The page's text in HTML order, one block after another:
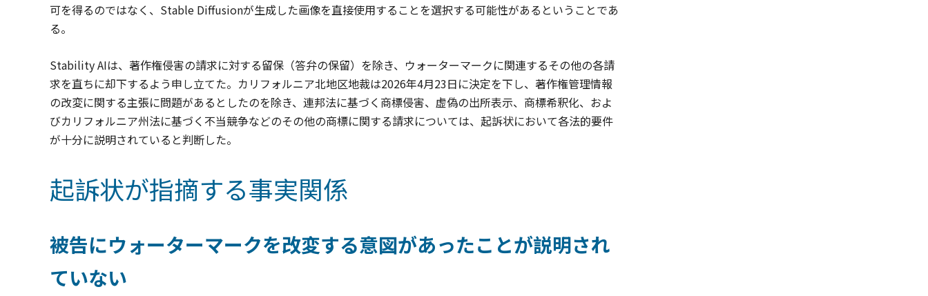
可を得るのではなく、Stable Diffusionが生成した画像を直接使用することを選択する可能性があるということであ
る。
Stability AIは、著作権侵害の請求に対する留保（答弁の保留）を除き、ウォーターマークに関連するその他の各請
求を直ちに却下するよう申し立てた。カリフォルニア北地区地裁は2026年4月23日に決定を下し、著作権管理情報
の改変に関する主張に問題があるとしたのを除き、連邦法に基づく商標侵害、虚偽の出所表示、商標希釈化、およ
びカリフォルニア州法に基づく不当競争などのその他の商標に関する請求については、起訴状において各法的要件
が十分に説明されていると判断した。
起訴状が指摘する事実関係
被告にウォーターマークを改変する意図があったことが説明され
ていない